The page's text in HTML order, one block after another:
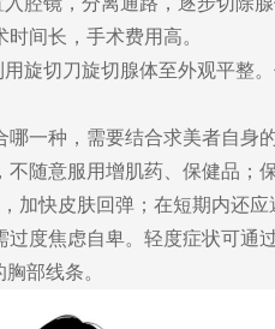
间长，手术费用高。
用旋切刀旋切腺体至外观平整
一种，需要结合求美者自身
随意服用增肌药、保健品；
加快皮肤回弹；在短期内还应
过度焦虑自卑。轻度症状可通
胸部线条。